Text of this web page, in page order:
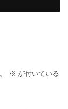
※ が付いている